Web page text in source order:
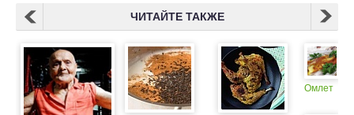
ЧИТАЙТЕ ТАКЖЕ
Омлет